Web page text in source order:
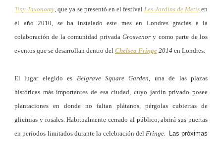
Tiny Taxonomy, que ya se presentó en el festivalLes Jardins de Metisen
el año 2010, se ha instalado este mes en Londres gracias a la
colaboración de la comunidad privada Grosvenor y como parte de los
eventos que se desarrollan dentro del Chelsea Fringe 2014 en Londres.
El lugar elegido es Belgrave Square Garden, una de las plazas
históricas más importantes de esa ciudad, cuyo jardín privado posee
plantaciones en donde no faltan plátanos, pérgolas cubiertas de
glicinias y rosales. Habitualmente cerrado al público, abrirá sus puertas
en períodos limitados durante la celebración delFringe. Las próximas